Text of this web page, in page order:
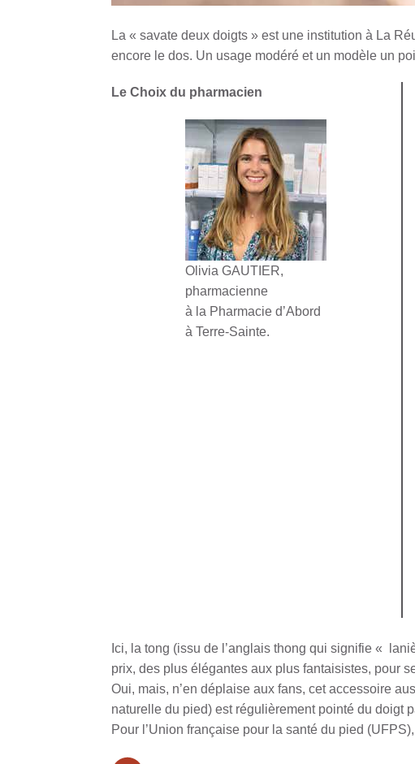
La « savate deux doigts » est une institution à La
encore le dos. Un usage modéré et un modèle un
Le Choix du pharmacien
Olivia GAUTIER,
pharmacienne
à la Pharmacie d’Abord
à Terre-Sainte.
Ici, la tong (issu de l’anglais thong qui signifie «
prix, des plus élégantes aux plus fantaisistes, pour
Oui, mais, n’en déplaise aux fans, cet accessoire
naturelle du pied) est régulièrement pointé du doigt
Pour l’Union française pour la santé du pied